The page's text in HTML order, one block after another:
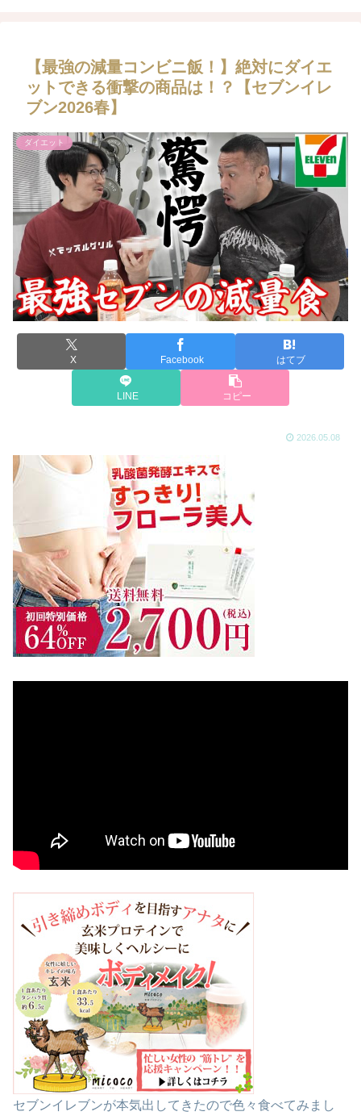
【最強の減量コンビニ飯！】絶対にダイエ
ットできる衝撃の商品は！？【セブンイレ
ブン2026春】
ダイエット
X Facebook はてブ
LINE コピー
2026.05.08
セブンイレブンが本気出してきたので色々食べてみまし